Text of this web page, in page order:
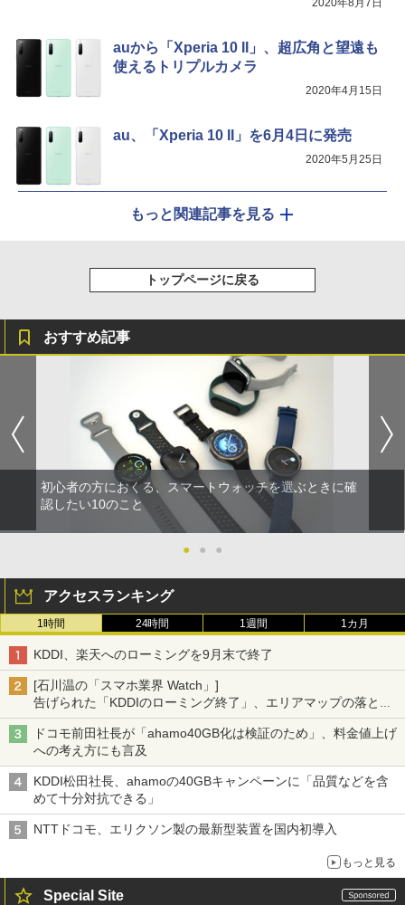
2020年8月7日
auから「Xperia 10 II」、超広角と望遠も
使えるトリプルカメラ
2020年4月15日
au、「Xperia 10 II」を6月4日に発売
2020年5月25日
もっと関連記事を見る
トップページに戻る
おすすめ記事
初心者の方におくる、スマートウォッチを選ぶときに確
認したい10のこと
● ● ●
アクセスランキング
1時間 24時間 1週間 1カ月
KDDI、楽天へのローミングを9月末で終了
[石川温の「スマホ業界 Watch」]
告げられた「KDDIのローミング終了」、エリアマップの落とし
穴と楽天モバイルの課題
ドコモ前田社長が「ahamo40GB化は検証のため」、料金値上げ
への考え方にも言及
KDDI松田社長、ahamoの40GBキャンペーンに「品質などを含
めて十分対抗できる」
NTTドコモ、エリクソン製の最新型装置を国内初導入
もっと見る
Special Site